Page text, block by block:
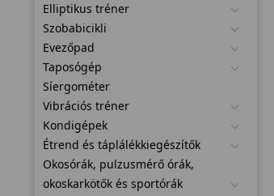
Elliptikus tréner
Szobabicikli
Evezőpad
Taposógép
Síergométer
Vibrációs tréner
Kondigépek
Étrend és táplálékkiegészítők
Okosórák, pulzusmérő órák,
okoskarkötők és sportórák